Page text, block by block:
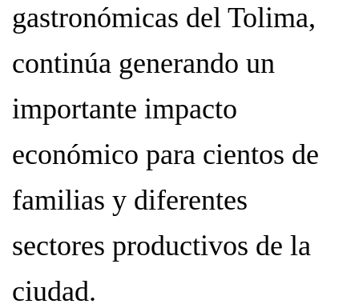
gastronómicas del Tolima,
continúa generando un
importante impacto
económico para cientos de
familias y diferentes
sectores productivos de la
ciudad.